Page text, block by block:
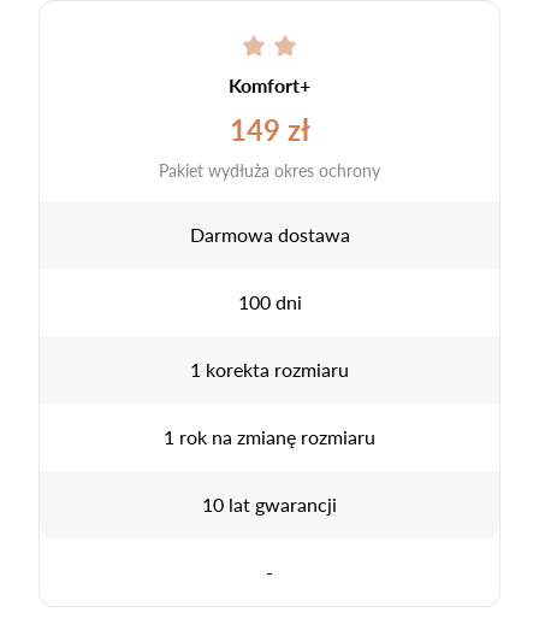
Komfort+
149 zł
Pakiet wydłuża okres ochrony
Darmowa dostawa
100 dni
1 korekta rozmiaru
1 rok na zmianę rozmiaru
10 lat gwarancji
-